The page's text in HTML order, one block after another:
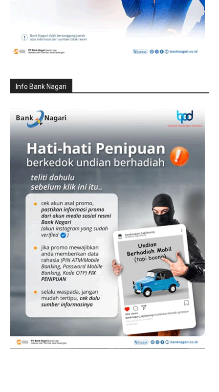
Info Bank Nagari